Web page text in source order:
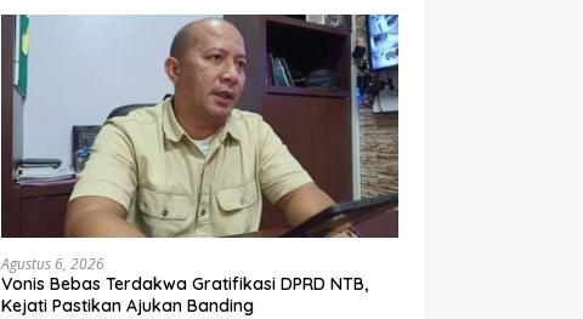
Agustus 6, 2026
Vonis Bebas Terdakwa Gratifikasi DPRD NTB,
Kejati Pastikan Ajukan Banding